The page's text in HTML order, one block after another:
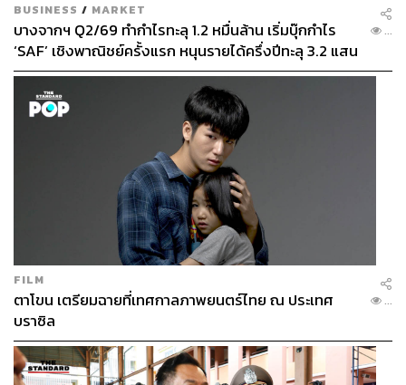
BUSINESS / MARKET
บางจากฯ Q2/69 ทำกำไรทะลุ 1.2 หมื่นล้าน เริ่มบุ๊กกำไร
‘SAF’ เชิงพาณิชย์ครั้งแรก หนุนรายได้ครึ่งปีทะลุ 3.2 แสน
ล้าน
...
FILM
ตาโขน เตรียมฉายที่เทศกาลภาพยนตร์ไทย ณ ประเทศ
บราซิล
...